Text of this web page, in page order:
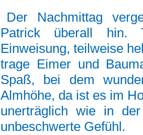
Der Nachmittag
Patrick überall hin.
Einweisung, teilweise
trage Eimer und
Spaß, bei dem
Almhöhe, da ist es im
unerträglich wie in
unbeschwerte Gefühl.